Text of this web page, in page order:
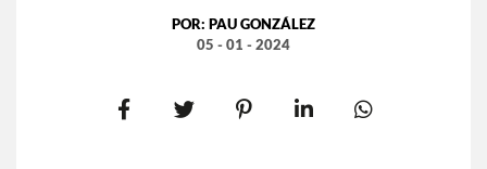
POR: PAU GONZÁLEZ
05 - 01 - 2024